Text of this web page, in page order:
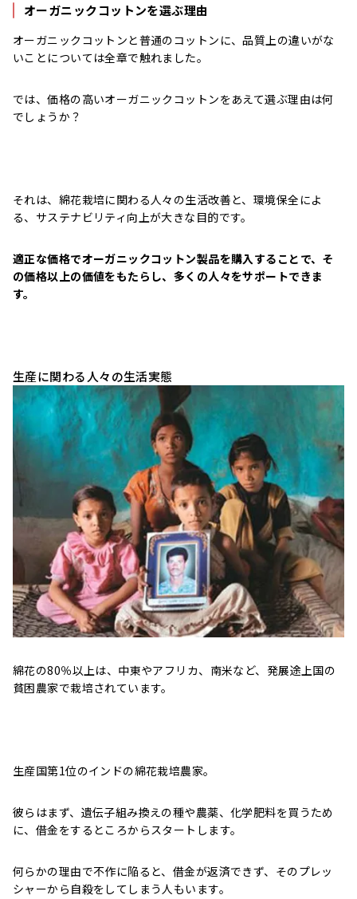
オーガニックコットンを選ぶ理由
オーガニックコットンと普通のコットンに、品質上の違いがな
いことについては全章で触れました。
では、価格の高いオーガニックコットンをあえて選ぶ理由は何
でしょうか？
それは、綿花栽培に関わる人々の生活改善と、環境保全によ
る、サステナビリティ向上が大きな目的です。
適正な価格でオーガニックコットン製品を購入することで、そ
の価格以上の価値をもたらし、多くの人々をサポートできま
す。
生産に関わる人々の生活実態
綿花の80％以上は、中東やアフリカ、南米など、発展途上国の
貧困農家で栽培されています。
生産国第1位のインドの綿花栽培農家。
彼らはまず、遺伝子組み換えの種や農薬、化学肥料を買うため
に、借金をするところからスタートします。
何らかの理由で不作に陥ると、借金が返済できず、そのプレッ
シャーから自殺をしてしまう人もいます。